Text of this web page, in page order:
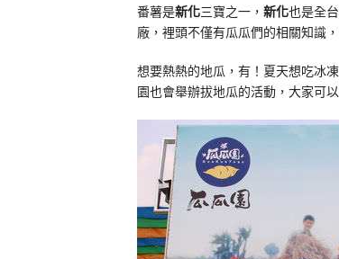
番薯是新化三寶之一， 新化也是全
廠，裡頭不僅有瓜瓜們的相關知識
想要熱熱的地瓜，有！夏天想吃冰
園也會舉辦拔地瓜的活動，大家可